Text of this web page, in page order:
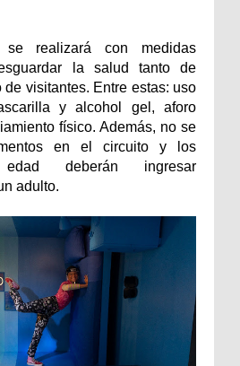
realizará con medidas
la salud tanto de
visitantes. Entre estas: uso
y alcohol gel, aforo
físico. Además, no se
en el circuito y los
deberán ingresar
adulto.